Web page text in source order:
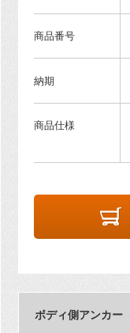
商品番号
納期
商品仕様
ボディ側アンカー